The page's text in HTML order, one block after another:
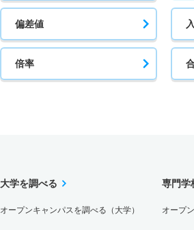
偏差値
倍率
大学を調べる
オープンキャンパスを調べる（大学）
専門学
オープ